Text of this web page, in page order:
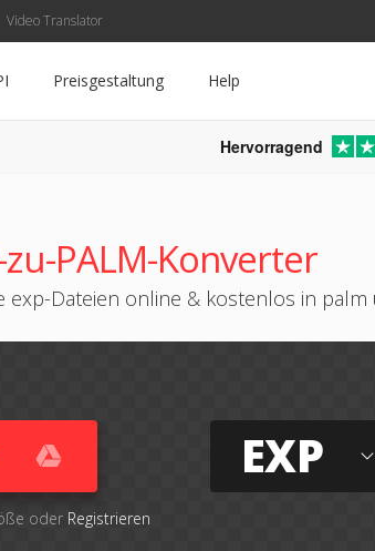
Video Translator
Preisgestaltung Help
Hervorragend
zu-PALM-Konverter
exp-Dateien online & kostenlos in palm
oder Registrieren
EXP